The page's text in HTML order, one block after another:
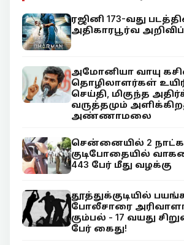
ரஜினி 173-வது
அதிகாரபூர்வ
அமோனியா வாயு
தொழிலாளர்கள்
செய்தி, மிகுந்த
வருத்தமும்
அண்ணாமலை
சென்னையில் 2
குடிபோதையில்
443 பேர் மீது வழக்கு
தூத்துக்குடியில்
போலீசாரை
கும்பல் - 17 வயது
பேர் கைது!